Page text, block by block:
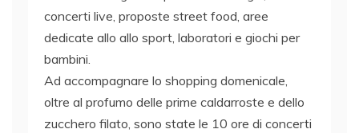
concerti live, proposte street food, aree
dedicate allo allo sport, laboratori e giochi per
bambini.
Ad accompagnare lo shopping domenicale,
oltre al profumo delle prime caldarroste e dello
zucchero filato, sono state le 10 ore di concerti